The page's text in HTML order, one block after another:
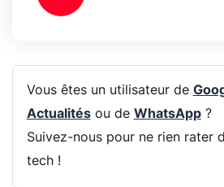
Vous êtes un utilisateur de
Actualitésou de WhatsApp?
Suivez-nous pour ne rien rater
tech !